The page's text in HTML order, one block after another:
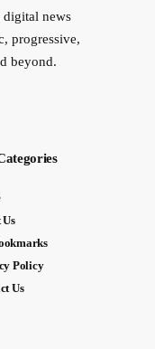
digital news
progressive,
beyond.
Us
Policy
Us